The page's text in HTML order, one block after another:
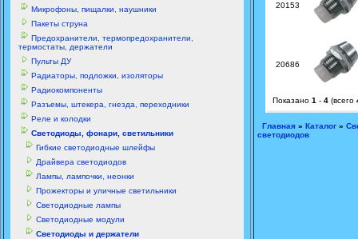
Микрофоны, пищалки, наушники
Пакеты струна
Предохранители, термопредохранители,
термостаты, держатели
Пульты ДУ
Радиаторы, подложки, изоляторы
Радиокомпоненты
Разъемы, штекера, гнезда, переходники
Реле и колодки
Светодиоды, фонари, светильники
Гибкие светодиодные шлейфы
Драйвера светодиодов
Лампы, лампочки, неонки
Прожекторы и уличные светильники
Светодиодные лампы
Светодиодные модули
Светодиоды и держатели
20153
20686
Показано 1 - 4 (всего
Главная » Каталог »
светодиодов